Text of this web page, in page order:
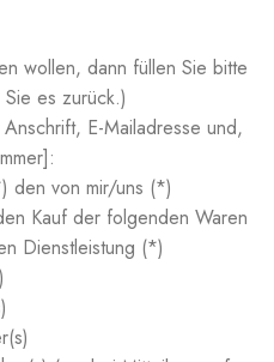
wollen, dann füllen Sie bitte
es zurück.)
E-Mailadresse und,
den von mir/uns (*)
Kauf der folgenden Waren
Dienstleistung (*)